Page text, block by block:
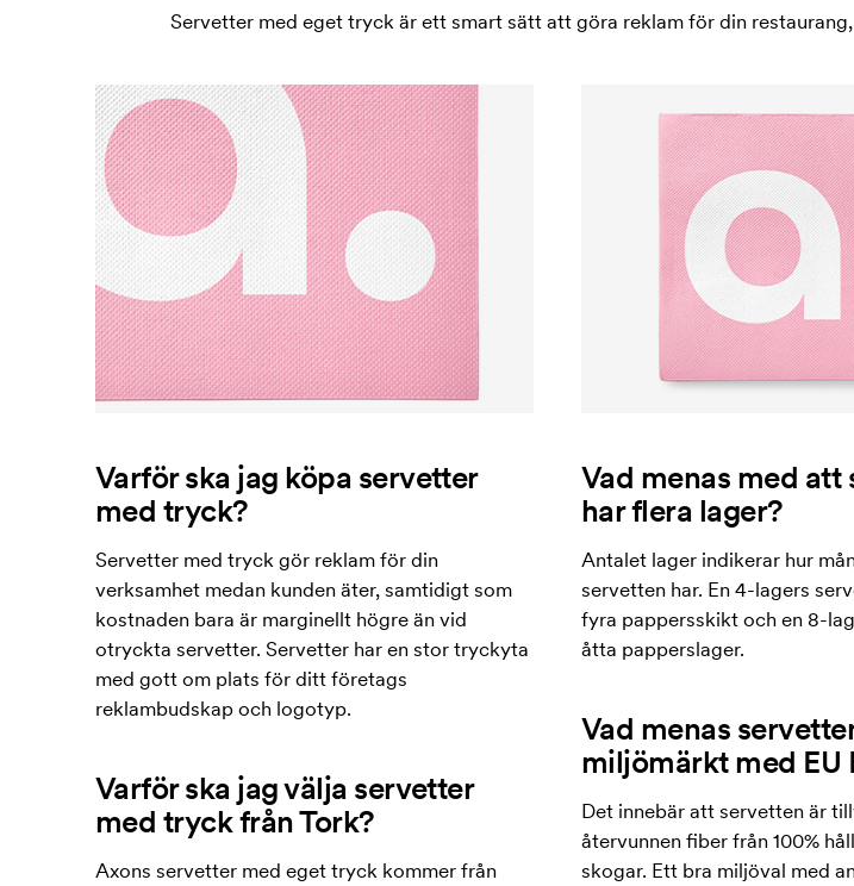
Servetter med eget tryck är ett smart sätt att göra reklam för din
Varför ska jag köpa servetter
med tryck?
Servetter med tryck gör reklam för din
verksamhet medan kunden äter, samtidigt som
kostnaden bara är marginellt högre än vid
otryckta servetter. Servetter har en stor tryckyta
med gott om plats för ditt företags
reklambudskap och logotyp.
Varför ska jag välja servetter
med tryck från Tork?
Axons servetter med eget tryck kommer från
Vad menas med att
har flera lager?
Antalet lager indikerar hur
servetten har. En 4-lagers
fyra pappersskikt och en 8-
åtta papperslager.
Vad menas
miljömärkt med EU
Det innebär att servetten är
återvunnen fiber från 100%
skogar. Ett bra miljöval med